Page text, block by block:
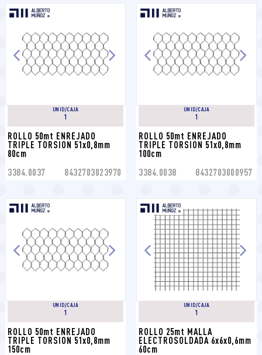
UNID/CAJA
1
ROLLO 50mt ENREJADO
TRIPLE TORSION 51x0,8mm
80cm
3384.0037 8432703023970
UNID/CAJA
1
ROLLO 50mt ENREJADO
TRIPLE TORSION 51x0,8mm
100cm
3384.0038 8432703000957
UNID/CAJA
1
ROLLO 50mt ENREJADO
TRIPLE TORSION 51x0,8mm
150cm
UNID/CAJA
1
ROLLO 25mt MALLA
ELECTROSOLDADA 6x6x0,6mm
60cm